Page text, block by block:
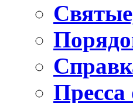
Пресса